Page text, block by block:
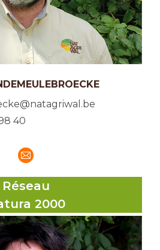
40
E-
mail
Réseau
2000